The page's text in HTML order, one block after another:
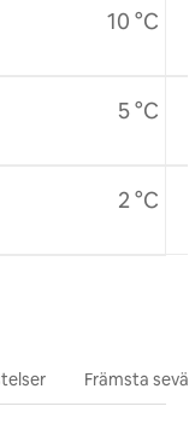
10 °C
5 °C
2 °C
Främsta